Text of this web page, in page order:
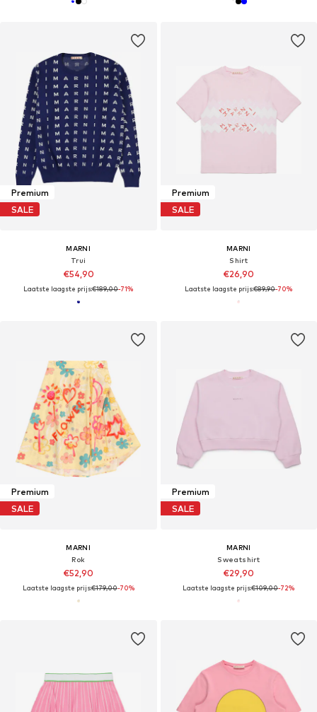
Premium
SALE
MARNI
Trui
€54,90
Laatste laagste prijs:€189,00-71%
Premium
SALE
MARNI
Shirt
€26,90
Laatste laagste prijs:€89,90-70%
Premium
SALE
MARNI
Rok
€52,90
Laatste laagste prijs:€179,00-70%
Premium
SALE
MARNI
Sweatshirt
€29,90
Laatste laagste prijs:€109,00-72%